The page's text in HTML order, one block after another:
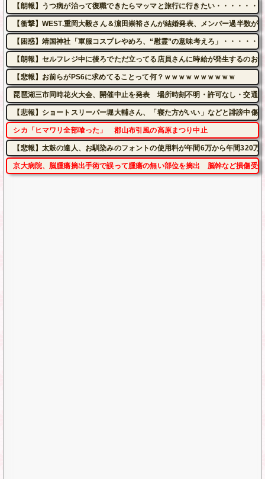
【朗報】うつ病が治って復職できたらマッマと旅行に行きたい・・・・・・
【衝撃】WEST.重岡大毅さん＆濵田崇裕さんが結婚発表、メンバー過半数が
【困惑】靖国神社「軍服コスプレやめろ、“慰霊”の意味考えろ」・・・・・
【朗報】セルフレジ中に後ろでただ立ってる店員さんに時給が発生するの
【悲報】お前らがPS6に求めてることって何？ｗｗｗｗｗｗｗｗｗｗ
琵琶湖三市同時花火大会、開催中止を発表 場所時刻不明・許可なし・交通
【悲報】ショートスリーパー堀大輔さん、「寝た方がいい」などと誹謗中傷
シカ「ヒマワリ全部喰った」 郡山布引風の高原まつり中止
【悲報】太鼓の達人、お馴染みのフォントの使用料が年間6万から年間320万
京大病院、脳腫瘍摘出手術で誤って腫瘍の無い部位を摘出 脳幹など損傷受